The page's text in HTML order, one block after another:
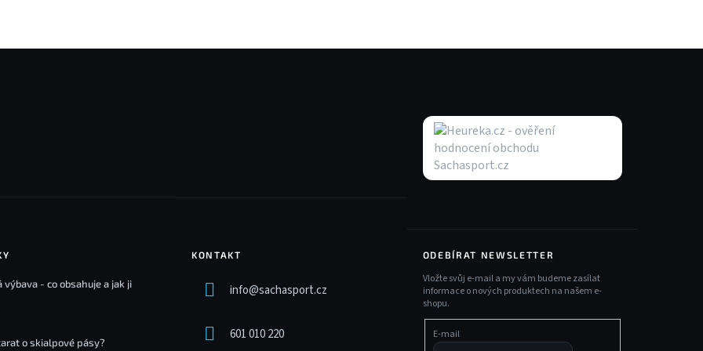
výbava - co obsahuje a jak ji
o skialpové pásy?
KONTAKT
info@sachasport.cz
601 010 220
ODEBÍRAT NEWSLETTER
Vložte svůj e-mail a my vám budeme zasílat
informace o nových produktech na našem e-
shopu.
E-mail